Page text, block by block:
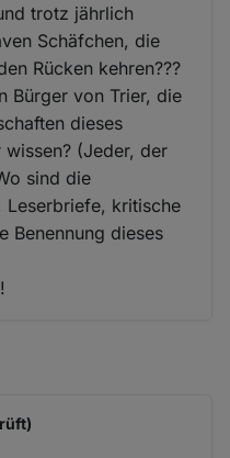
trotz jährlich
Schäfchen, die
Rücken kehren???
Bürger von Trier, die
dieses
(Jeder, der
sind die
Leserbriefe, kritische
Benennung dieses